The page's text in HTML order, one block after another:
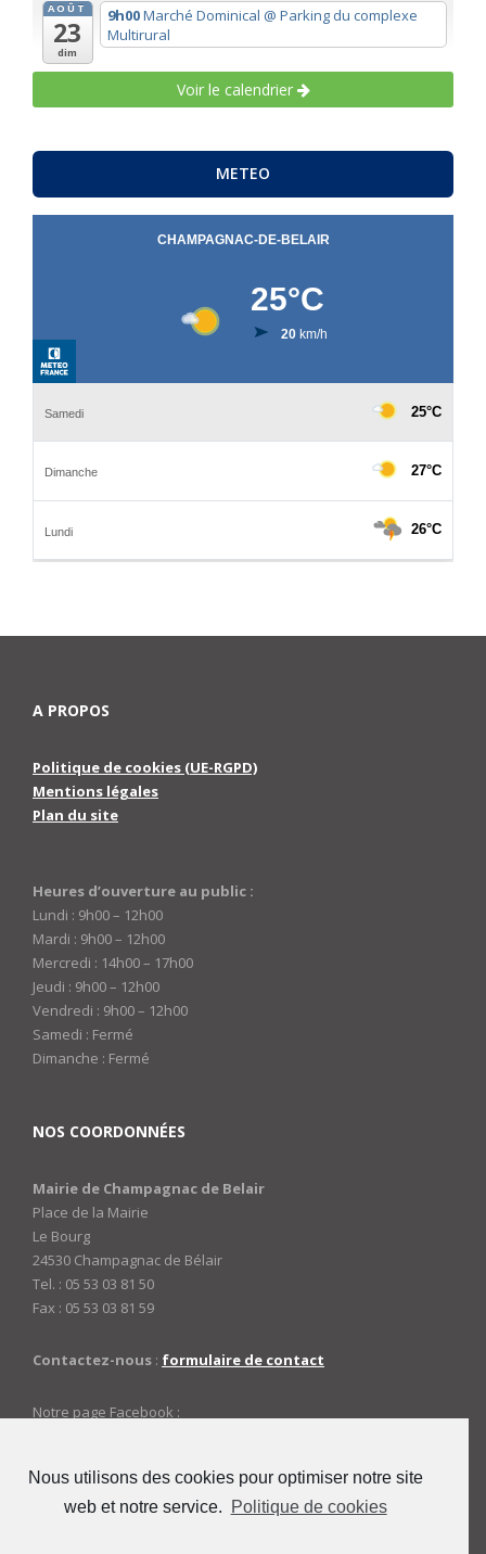
Nous utilisons des cookies pour optimiser notre site
web et notre service.
Politique de cookies
AOÛT
23
dim
9h00Marché Dominical @ Parking du complexe
Multirural
Voir le calendrier
METEO
A PROPOS
Politique de cookies (UE-RGPD)
Mentions légales
Plan du site
Heures d’ouverture au public :
Lundi : 9h00 – 12h00
Mardi : 9h00 – 12h00
Mercredi : 14h00 – 17h00
Jeudi : 9h00 – 12h00
Vendredi : 9h00 – 12h00
Samedi : Fermé
Dimanche : Fermé
NOS COORDONNÉES
Mairie de Champagnac de Belair
Place de la Mairie
Le Bourg
24530 Champagnac de Bélair
Tel. : 05 53 03 81 50
Fax : 05 53 03 81 59
Contactez-nous : formulaire de contact
Notre page Facebook :
ACCES ADMINISTRATEURS